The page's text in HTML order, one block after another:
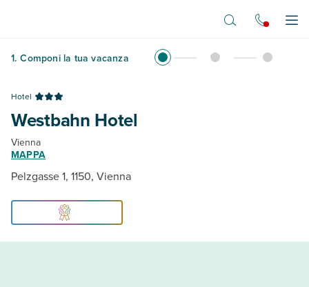
1. Componi la tua vacanza
Hotel
Westbahn Hotel
Vienna
MAPPA
Pelzgasse 1, 1150, Vienna